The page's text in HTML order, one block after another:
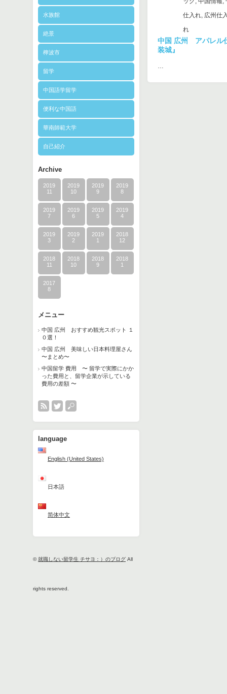
水族館
絶景
檸波市
留学
中国語学留学
便利な中国語
華南師範大学
自己紹介
Archive
2019
11
2019
10
2019
9
2019
8
2019
7
2019
6
2019
5
2019
4
2019
3
2019
2
2019
1
2018
12
2018
11
2018
10
2018
9
2018
1
2017
8
メニュー
中国 広州 おすすめ観光スポット １
０選！
中国 広州 美味しい日本料理屋さん
〜まとめ〜
中国留学 費用 〜 留学で実際にかか
った費用と、留学企業が示している
費用の差額 〜
language
English (United States)
日本語
简体中文
©就職しない留学生 チサヨ：）のブログ All
rights reserved.
仕入れ, 広州仕
れ
中国 広州 アパレル
装城』
…